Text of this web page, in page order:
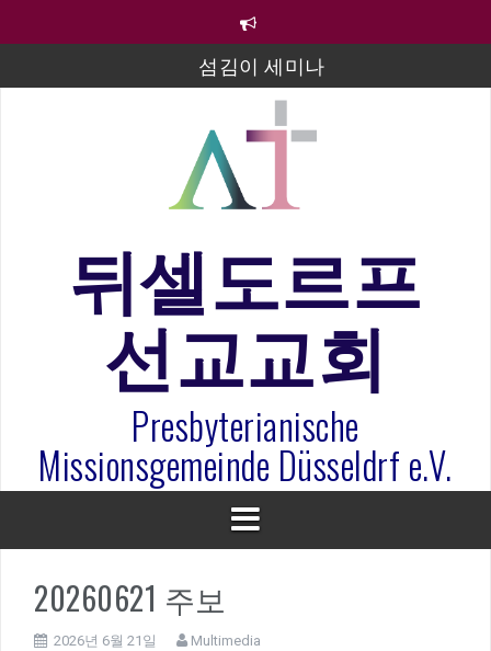
섬김이 세미나
김태희 자매 졸업연주
2023년 어린이 주일 유초등부 발표
라합3 나라 봉헌송
은퇴사-우선화 권사
20260322 주안에 가만히 머물기(요한복음 15:1-17) 손
훈목사
뒤셀도르프
선교교회
Presbyterianische
Missionsgemeinde Düsseldrf e.V.
20260621 주보
2026년 6월 21일 Multimedia